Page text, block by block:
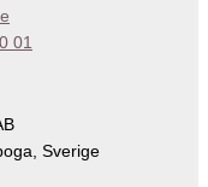
01
Sverige